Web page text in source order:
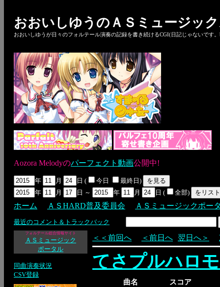
おおいしゆうのＡＳミュージッ
おおいしゆうが日々のフォルテール演奏の記録を書き続けるCGI(日記じゃないです
Aozora Melodyのパーフェクト動画公開中!
年 月 日 ( 今日
最終日)
年
月 日 ～ 年 月 日 ( 全部)
ホーム ＡＳHARD普及委員会 ＡＳミュージックポー
最近のコメント＆トラックバック
フォルテール総合情報サイト
ＡＳミュージック
ポータル
同曲演奏状況
CSV登録
＜＜前回へ ＜前日へ 翌日へ＞
てさプルハロ
曲名
スコア